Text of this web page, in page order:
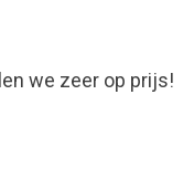
we zeer op prijs!